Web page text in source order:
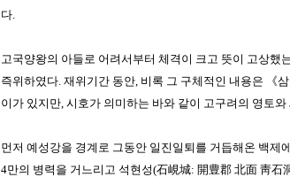
다.
고국양왕의 아들로 어려서부터 체격이 크고 뜻이 고상했
즉위하였다. 재위기간 동안, 비록 그 구체적인 내용은
《
이가 있지만, 시호가 의미하는 바와 같이 고구려 의 영토와
먼저 예성강을 경계로 그동안 일진일퇴를 거듭해온 백제
4만의 병력을 거느리고 석현성(石峴城: 開豊郡 北面 靑